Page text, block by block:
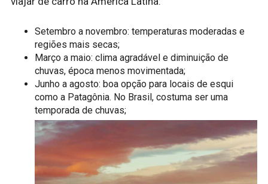
Setembro a novembro: temperaturas moderadas e
regiões mais secas;
Março a maio: clima agradável e diminuição de
chuvas, época menos movimentada;
Junho a agosto: boa opção para locais de esqui
como a Patagônia. No Brasil, costuma ser uma
temporada de chuvas;